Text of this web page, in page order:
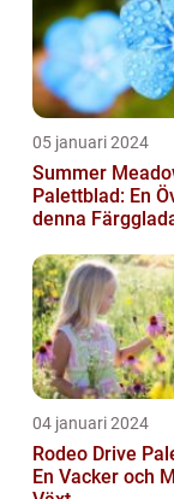
05 januari 2024
Summer
Palettblad: En
denna
04 januari 2024
Rodeo Drive
En Vacker och